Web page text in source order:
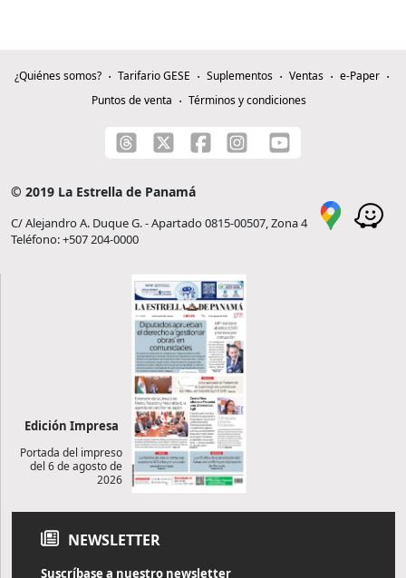
¿Quiénes somos? Tarifario GESE Suplementos Ventas
e-Paper
Puntos de venta
Términos y condiciones
© 2019 La Estrella de Panamá
C/ Alejandro A. Duque G. - Apartado 0815-00507, Zona 4
Teléfono: +507 204-0000
Edición Impresa
Portada del impreso
del 6 de agosto de
2026
NEWSLETTER
Suscríbase a nuestro newsletter